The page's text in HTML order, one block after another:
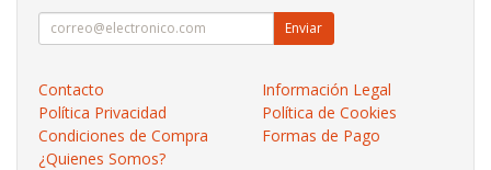
Enviar
Contacto
Información Legal
Política Privacidad
Política de Cookies
Condiciones de Compra
Formas de Pago
¿Quienes Somos?